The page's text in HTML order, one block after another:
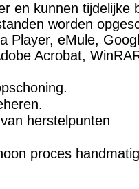
en kunnen tijdelijke
worden
Player, eMule,
Acrobat,
herstelpunten
proces